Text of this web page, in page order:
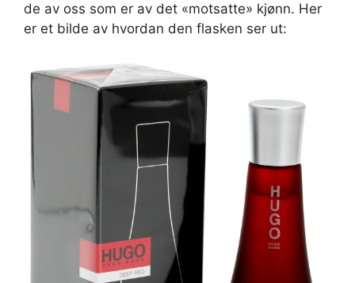
de av oss som er av det «motsatte» kjønn. Her
er et bilde av hvordan den flasken ser ut: